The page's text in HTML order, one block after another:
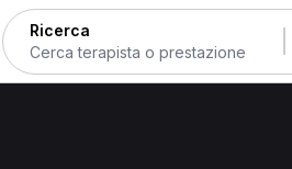
Ricerca